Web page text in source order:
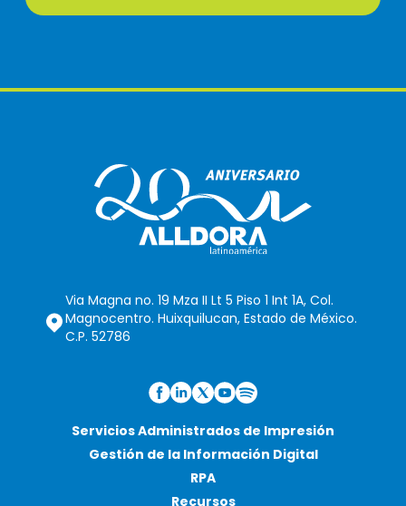
Via Magna no. 19 Mza II Lt 5 Piso 1 Int 1A, Col.
Magnocentro. Huixquilucan, Estado de México.
C.P. 52786
Servicios Administrados de Impresión
Gestión de la Información Digital
RPA
Recursos